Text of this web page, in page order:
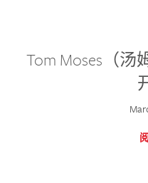
Tom Moses（汤